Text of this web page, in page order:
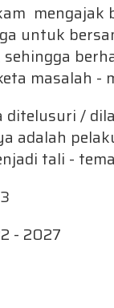
untuk
masalah -
ditelusuri /
adalah
tali -
- 2027